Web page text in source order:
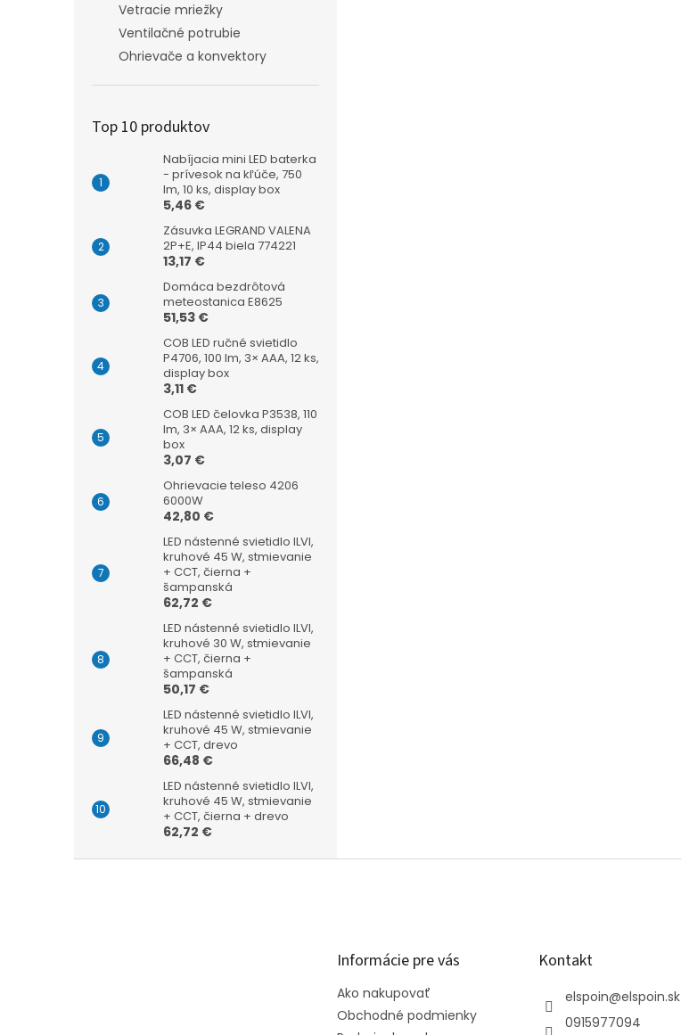
Vetracie mriežky
Ventilačné potrubie
Ohrievače a konvektory
Top 10 produktov
Nabíjacia mini LED baterka
- prívesok na kľúče, 750
lm, 10 ks, display box
5,46 €
Zásuvka LEGRAND VALENA
2P+E, IP44 biela 774221
13,17 €
Domáca bezdrôtová
meteostanica E8625
51,53 €
COB LED ručné svietidlo
P4706, 100 lm, 3× AAA, 12 ks,
display box
3,11 €
COB LED čelovka P3538, 110
lm, 3× AAA, 12 ks, display
box
3,07 €
Ohrievacie teleso 4206
6000W
42,80 €
LED nástenné svietidlo ILVI,
kruhové 45 W, stmievanie
+ CCT, čierna +
šampanská
62,72 €
LED nástenné svietidlo ILVI,
kruhové 30 W, stmievanie
+ CCT, čierna +
šampanská
50,17 €
LED nástenné svietidlo ILVI,
kruhové 45 W, stmievanie
+ CCT, drevo
66,48 €
LED nástenné svietidlo ILVI,
kruhové 45 W, stmievanie
+ CCT, čierna + drevo
62,72 €
Informácie pre vás
Ako nakupovať
Obchodné podmienky
Kontakt
elspoin@elspoin.sk
0915977094